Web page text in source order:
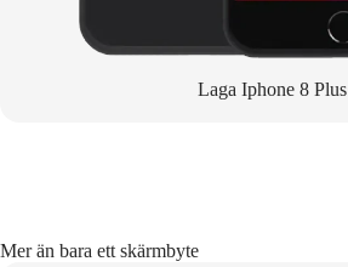
Laga Iphone 8 Plus
Mer än bara ett skärmbyte